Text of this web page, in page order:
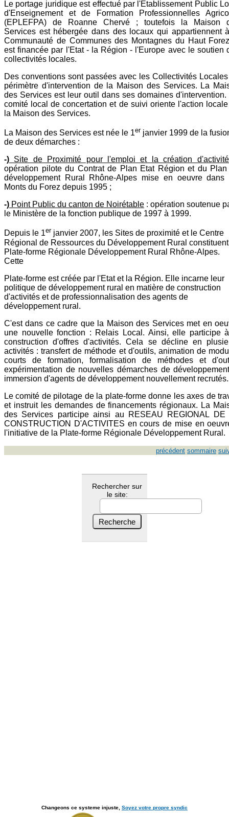
Le portage juridique est effectué par l'Etablissement Public
d'Enseignement et de Formation Professionnelles
(EPLEFPA) de Roanne Chervé ; toutefois la Maison
Services est hébergée dans des locaux qui appartiennent
Communauté de Communes des Montagnes du Haut
est financée par l'Etat - la Région - l'Europe avec le soutien
collectivités locales.
Des conventions sont passées avec les Collectivités
périmètre d'intervention de la Maison des Services. La
des Services est leur outil dans ses domaines d'intervention.
comité local de concertation et de suivi oriente l'action
la Maison des Services.
La Maison des Services est née le 1er janvier 1999 de la
de deux démarches :
-) Site de Proximité pour l'emploi et la création
opération pilote du Contrat de Plan Etat Région et du
développement Rural Rhône-Alpes mise en oeuvre dans
Monts du Forez depuis 1995 ;
-) Point Public du canton de Noirétable : opération soutenue
le Ministère de la fonction publique de 1997 à 1999.
Depuis le 1er janvier 2007, les Sites de proximité et le Centre
Régional de Ressources du Développement Rural
Plate-forme Régionale Développement Rural Rhône-Alpes.
Cette
Plate-forme est créée par l'Etat et la Région. Elle incarne leur
politique de développement rural en matière de construction
d'activités et de professionnalisation des agents de
développement rural.
C'est dans ce cadre que la Maison des Services met en
une nouvelle fonction : Relais Local. Ainsi, elle participe
construction d'offres d'activités. Cela se décline en
activités : transfert de méthode et d'outils, animation de
courts de formation, formalisation de méthodes et
expérimentation de nouvelles démarches de
immersion d'agents de développement nouvellement recrutés.
Le comité de pilotage de la plate-forme donne les axes de
et instruit les demandes de financements régionaux. La
des Services participe ainsi au RESEAU REGIONAL DE
CONSTRUCTION D'ACTIVITES en cours de mise en
l'initiative de la Plate-forme Régionale Développement Rural.
précédent sommaire
Rechercher sur
le site:
Changeons ce systeme injuste, Soyez votre propre syndic